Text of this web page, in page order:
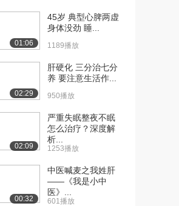
01:06
45岁 典型心脾两虚
身体没劲 睡...
1189播放
02:29
肝硬化 三分治七分
养 要注意生活作...
950播放
02:09
严重失眠整夜不眠
怎么治疗？深度解
析...
1253播放
00:32
中医喊麦之我姓肝
——《我是小中
医》...
601播放